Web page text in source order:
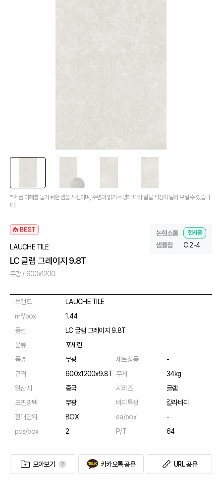
[뉴코인] 라운드(●) 수전핸들을 편하게 컨트롤할 수 있다고??
[신상품] 숨겨진 접합선 (Seamless) '피아또 수건걸이'
[모노플러스] 시공후에 알게되는 만족감! 프레임리스 휴지걸이
[신상품] 300mm 미니멀 스퀘어 '피아또 슬라이드바'
* 제품 이해를 돕기 위한 샘플 사진이며, 주변의 밝기·조명에 따라 실물 색상이 달라 보일 수 있습니
다.
논현쇼룸 전시중
샘플칩 C 2-4
LAUCHE TILE
LC 글램 그레이지 9.8T
무광 / 600x1200
브랜드
LAUCHE TILE
㎡/box
1.44
품번
LC 글램 그레이지 9.8T
분류
포세린
품명
무광 세트상품
-
규격
600x1200x9.8T 무게
34kg
원산지
중국 시리즈
글램
표면광택
무광 바디특성
칼라바디
판매단위
BOX ea/box
-
pcs/box
2 P/T 64
모아보기 카카오톡 공유 URL 공유